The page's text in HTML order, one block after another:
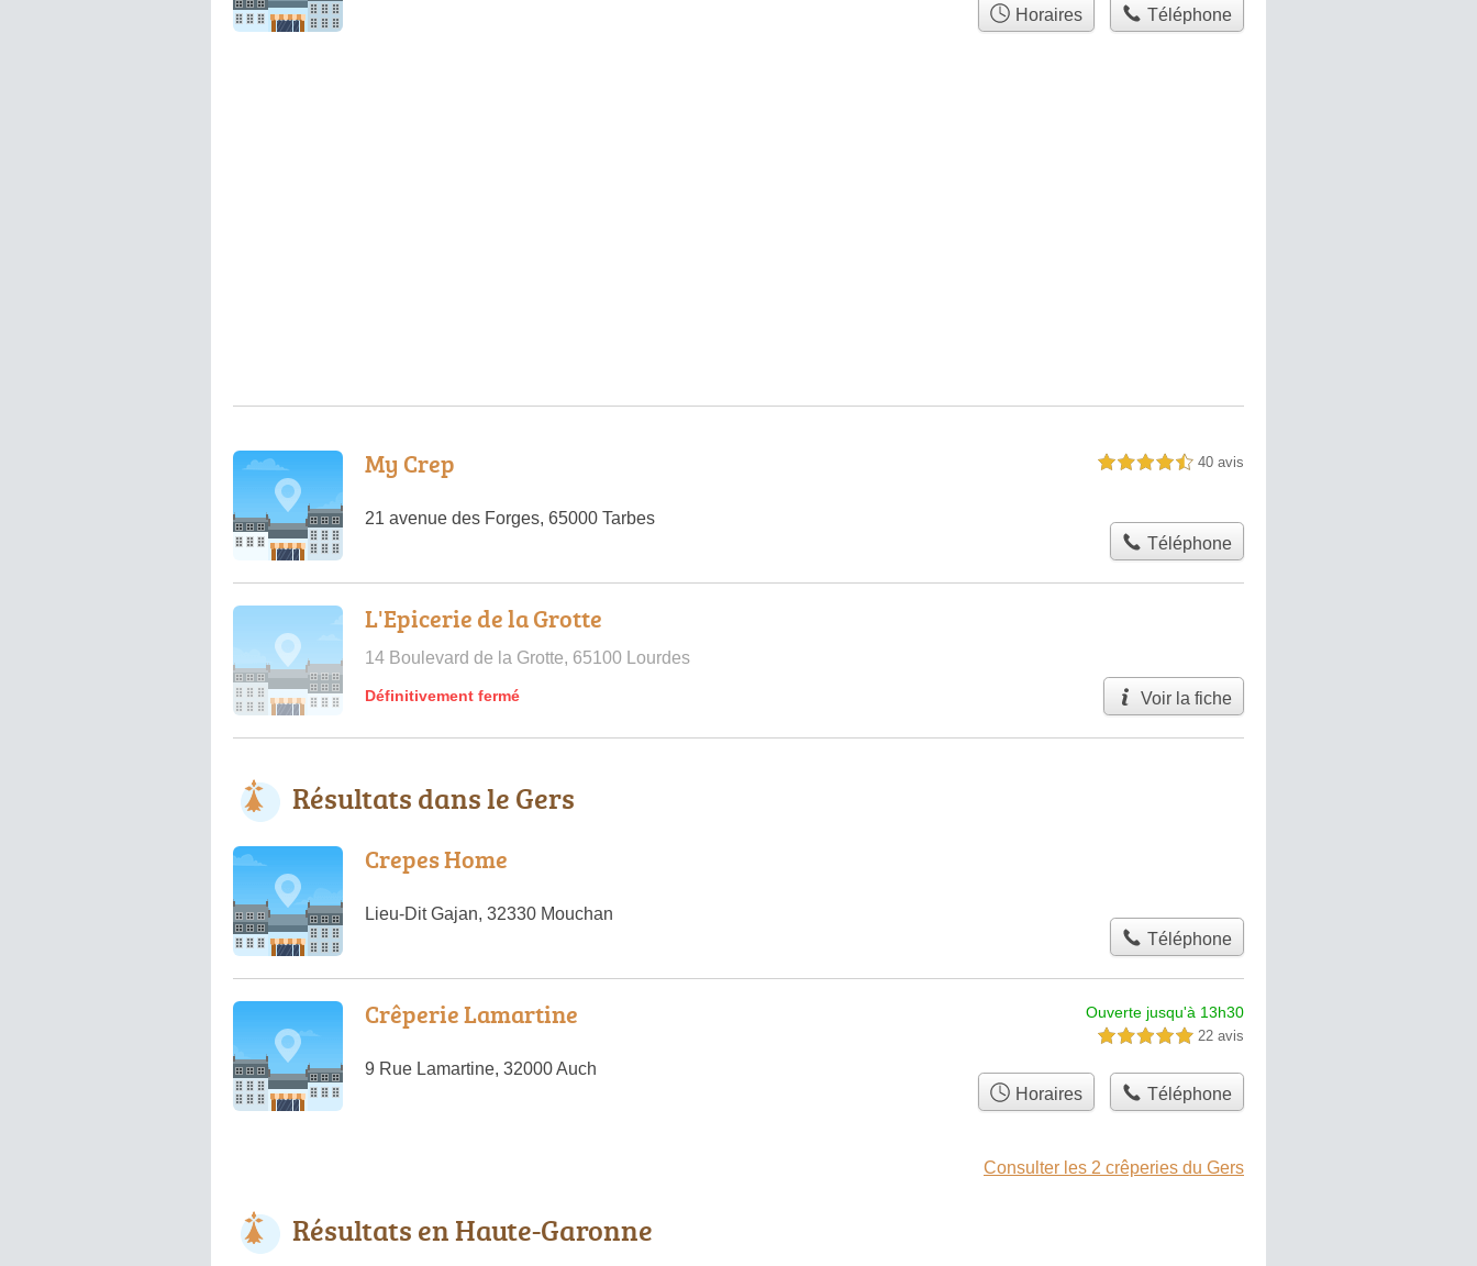
Horaires Téléphone
My Crep
21 avenue des Forges, 65000 Tarbes
4,5 étoiles sur 5 40 avis
Téléphone
L'Epicerie de la Grotte
14 Boulevard de la Grotte, 65100 Lourdes
Définitivement fermé Voir la fiche
Résultats dans le Gers
Crepes Home
Lieu-Dit Gajan, 32330 Mouchan
Téléphone
Crêperie Lamartine
9 Rue Lamartine, 32000 Auch
Ouverte jusqu'à 13h30
5,0 étoiles sur 5 22 avis
Horaires Téléphone
Consulter les 2 crêperies du Gers
Résultats en Haute-Garonne